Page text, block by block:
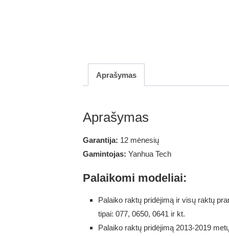
Aprašymas
Aprašymas
Garantija: 12 mėnesių
Gamintojas: Yanhua Tech
Palaikomi modeliai:
Palaiko raktų pridėjimą ir visų raktų
tipai: 077, 0650, 0641 ir kt.
Palaiko raktų pridėjimą 2013-2019